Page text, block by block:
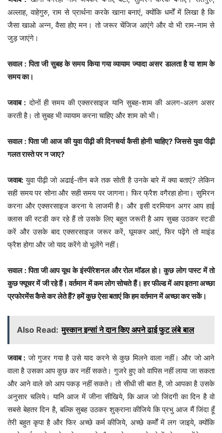
अल्लाह, वाहेगुरु, राम से प्रार्थना करके खाना बनाएं, क्योंकि धर्मों में लिखा है कि
जैसा खाओ अन्न, वैसा होए मन। तो जरूर चेंजिज आएंगे और वो भी राम-नाम से
जुड़ जाएंगे।
सवाल : पिता जी सुबह के समय किया गया व्यायाम ज्यादा असर डालता है या शाम के
समय का।
जवाब : दोनों ही समय की एक्सरसाइज यानि सुबह-शाम की अलग-अलग असर
करती है। तो सुबह भी व्यायाम करना चाहिए और शाम को भी।
सवाल : पिता जी आज की युवा पीढ़ी की दिनचर्या कैसी होनी चाहिए? जिससे युवा पीढ़ी
गलत रास्ते पर न जाए?
जवाब: युवा पीढ़ी जो अढाई-तीन बजे तक सोती है उनके बारे में क्या बताएं? लेकिन
सही समय पर सोना और सही समय पर जागना। फिर फ्रैश वगैरहा होना। सुमिरन
करना और एक्सरसाइज करना ये लाजमी है। और इसी दरमियान अगर आप हाई
क्लास की स्टडी कर रहे हैं तो उसके लिए बहुत जरूरी है आप सुबह उठकर स्टडी
करें और उसके बाद एक्सरसाइज जरूर करें, घूमकर आएं, फिर पढ़ेंगे तो माइंड
फ्रैश होगा और जो याद करेंगे वो भूलेंगे नहीं।
सवाल : पिता जी आप यूथ के इंस्पीरेशनल और रोल मॉडल हो। कुछ लोग पास्ट में तो
कुछ फ्यूचर में जी रहे हैं। वर्तमान में कम लोग सोचते हैं। हर फील्ड में आप इतना अच्छा
प्रफोरमेंस कैसे कर लेते हैं? हमें कुछ ऐसा बताएं कि हम वर्तमान में अच्छा कर सकें।
Also Read: मुस्कान इन्सां ने दान किए अपने ढाई फुट लंबे बाल
जवाब : जो गुजर गया है उसे याद करने से कुछ मिलने वाला नहीं। और जो आने
वाला है उसका आप कुछ कर नहीं सकते। गुजरे हुए को वापिस नहीं लाया जा सकता
और आने वाले को आप पकड़ नहीं सकते। तो सीधी सी बात है, जो आपका है उसके
अनुसार चलिये। यानि आज में जीना सीखिये, कि आज जो जिंदगी का दिन है वो
सबसे बेहतर दिन है, बल्कि सुबह उठकर शुक्राना कीजिये कि प्रभु आज मैं जिंदा हूँ
तेरी बहुत कृपा है और फिर अच्छे कर्म कीजिये, अच्छे कर्मों में लग जाइये, क्योंकि